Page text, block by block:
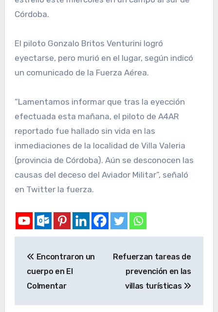
Córdoba.
El piloto Gonzalo Britos Venturini logró
eyectarse, pero murió en el lugar, según indicó
un comunicado de la Fuerza Aérea.
“Lamentamos informar que tras la eyección
efectuada esta mañana, el piloto de A4AR
reportado fue hallado sin vida en las
inmediaciones de la localidad de Villa Valeria
(provincia de Córdoba). Aún se desconocen las
causas del deceso del Aviador Militar”, señaló
en Twitter la fuerza.
Encontraron un
cuerpo en El
Colmentar
Refuerzan tareas de
prevención en las
villas turísticas